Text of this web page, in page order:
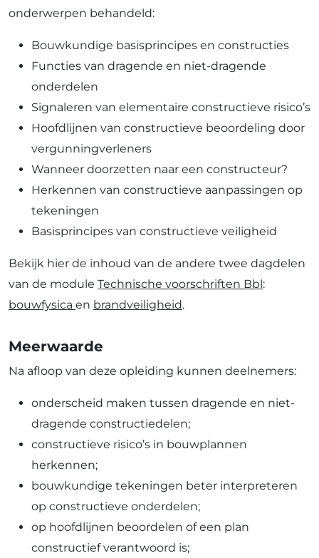
onderwerpen behandeld:
Bouwkundige basisprincipes en constructies
Functies van dragende en niet-dragende
onderdelen
Signaleren van elementaire constructieve risico’s
Hoofdlijnen van constructieve beoordeling door
vergunningverleners
Wanneer doorzetten naar een constructeur?
Herkennen van constructieve aanpassingen op
tekeningen
Basisprincipes van constructieve veiligheid
Bekijk hier de inhoud van de andere twee dagdelen
van de module Technische voorschriften Bbl:
bouwfysica en brandveiligheid.
Meerwaarde
Na afloop van deze opleiding kunnen deelnemers:
onderscheid maken tussen dragende en niet-
dragende constructiedelen;
constructieve risico’s in bouwplannen
herkennen;
bouwkundige tekeningen beter interpreteren
op constructieve onderdelen;
op hoofdlijnen beoordelen of een plan
constructief verantwoord is;